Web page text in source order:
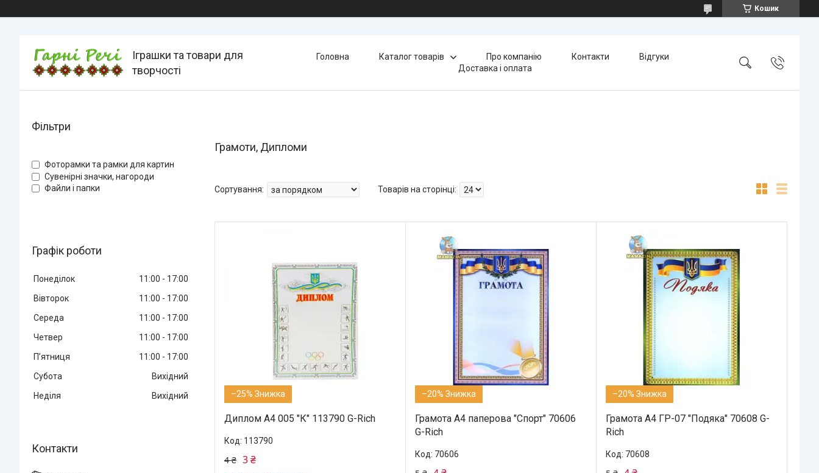
Кошик
Іграшки та товари для
творчості
Головна Каталог товарів Про компанію Контакти
Відгуки
Доставка і оплата
Грамоти, Дипломи
–25%
Диплом А4 005 "К" 113790 G-Rich
113790
4 ₴ 3 ₴
–20%
Грамота А4 паперова "Спорт" 70606
G-Rich
70606
–20%
Грамота А4 ГР-07 "Подяка" 70608 G-
Rich
70608
Фільтри
Фоторамки та рамки для картин
Сувенірні значки, нагороди
Файли і папки
Графік роботи
Понеділок 11:00
17:00
Вівторок
11:00
17:00
Середа
11:00
17:00
Четвер
11:00
17:00
Пʼятниця
11:00
17:00
Субота
Вихідний
Неділя
Вихідний